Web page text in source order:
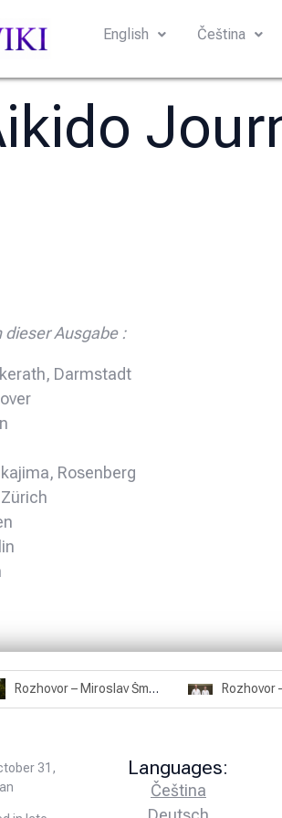
English Čeština
Ausgabe :
Darmstadt
Rosenberg
Rozhovor – Miroslav Šmíd – 22.3.2025
31,
Languages:
Čeština